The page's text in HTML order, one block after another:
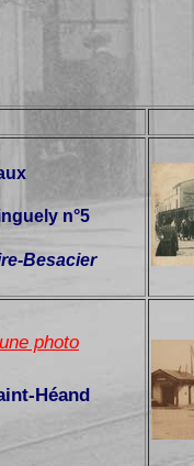
n°5
Besacier
photo
Héand